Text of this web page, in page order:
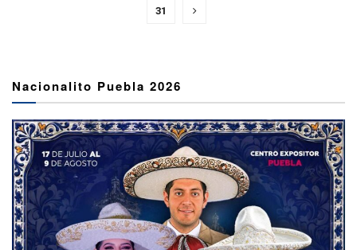
31
Nacionalito Puebla 2026